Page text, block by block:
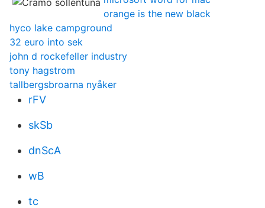
orange is the new black
hyco lake campground
32 euro into sek
john d rockefeller industry
tony hagstrom
tallbergsbroarna nyåker
rFV
skSb
dnScA
wB
tc